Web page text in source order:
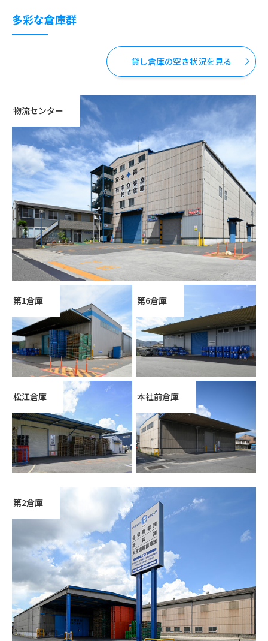
多彩な倉庫群
貸し倉庫の空き状況を見る
物流センター
第1倉庫 第6倉庫
松江倉庫 本社前倉庫
第2倉庫